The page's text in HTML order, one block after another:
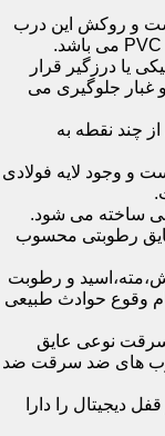
و روکش این درب
یا درزگیر قرار
غبار جلوگیری می
چند نقطه به
وجود لایه فولادی
ساخته می شود.
رطوبتی محسوب
و رطوبت
وقوع حوادث طبیعی
نوعی عایق
درب های ضد سرقت ضد
دیجیتال را دارا